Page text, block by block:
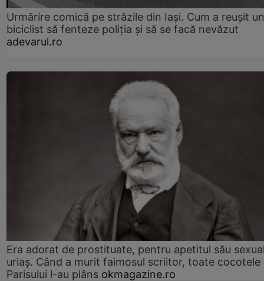
Urmărire comică pe străzile din Iași. Cum a reușit un
biciclist să fenteze poliția și să se facă nevăzut
adevarul.ro
Era adorat de prostituate, pentru apetitul său
uriaș. Când a murit faimosul scriitor, toate cocotele
Parisului l-au plâns okmagazine.ro